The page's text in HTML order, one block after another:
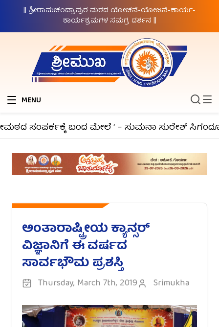
|| ಶ್ರೀರಾಮಚಂದ್ರಾಪುರ ಮಠದ ಯೋಚನೆ-ಯೋಜನೆ-ಕಾರ್ಯ-
ಕಾರ್ಯಕ್ರಮಗಳ ಸಮಗ್ರ ದರ್ಶನ ||
MENU
ಸಂಪರ್ಕಕ್ಕೆ ಬಂದ ಮೇಲೆ ‘ – ಸುಮನಾ ಸುರೇಶ್ ಸಿಗಂದೂರು
ಅಂತಾರಾಷ್ಟ್ರೀಯ ಕ್ಯಾನ್ಸರ್
ವಿಜ್ಞಾನಿಗೆ ಈ ವರ್ಷದ
ಸಾರ್ವಭೌಮ ಪ್ರಶಸ್ತಿ
Thursday, March 7th, 2019 Srimukha